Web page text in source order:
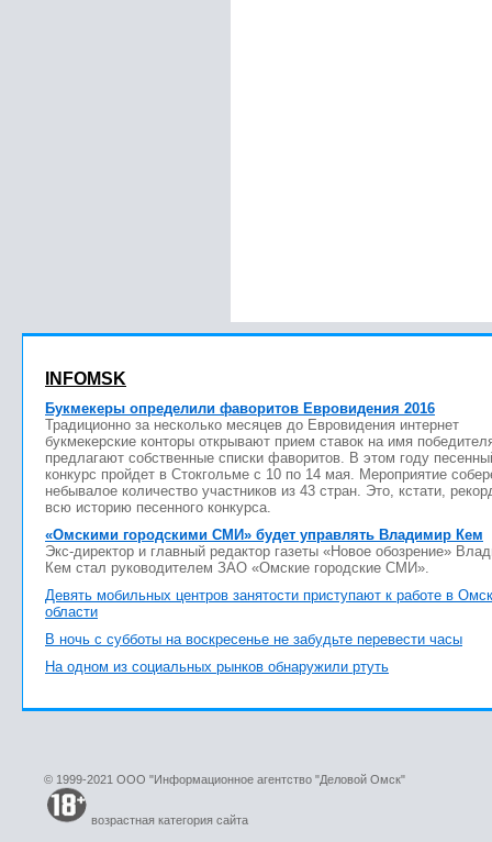
INFOMSK
Букмекеры определили фаворитов Евровидения 2016
Традиционно за несколько месяцев до Евровидения интернет
букмекерские конторы открывают прием ставок на имя
предлагают собственные списки фаворитов. В этом году
конкурс пройдет в Стокгольме с 10 по 14 мая. Мероприятие
небывалое количество участников из 43 стран. Это, кстати,
всю историю песенного конкурса.
«Омскими городскими СМИ» будет управлять Владимир Кем
Экс-директор и главный редактор газеты «Новое обозрение»
Кем стал руководителем ЗАО «Омские городские СМИ».
Девять мобильных центров занятости приступают к работе в
области
В ночь с субботы на воскресенье не забудьте перевести часы
На одном из социальных рынков обнаружили ртуть
© 1999-2021 ООО "Информационное агентство "Деловой Омск"
возрастная категория сайта